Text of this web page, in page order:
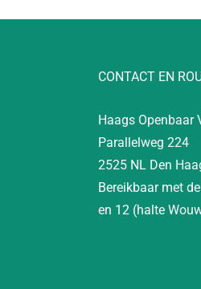
CONTACT EN
Haags Openbaar
Parallelweg 224
2525 NL Den
Bereikbaar met
en 12 (halte